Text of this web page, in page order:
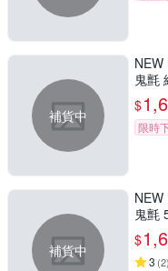
補貨中
鬼氈
$
限時
補貨中
鬼氈
$
3 (2)